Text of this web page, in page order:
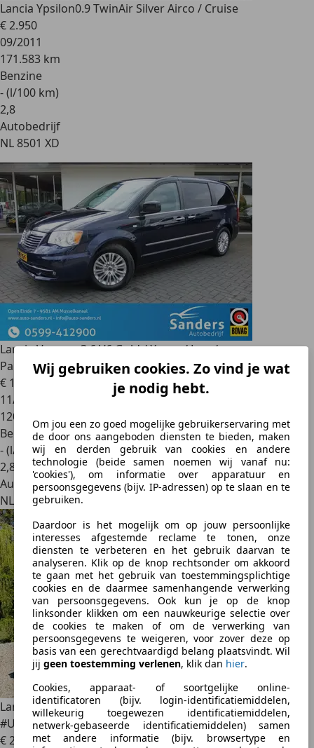
Wij gebruiken cookies. Zo vind je wat
je nodig hebt.
Om jou een zo goed mogelijke gebruikerservaring met
de door ons aangeboden diensten te bieden, maken
wij en derden gebruik van cookies en andere
technologie (beide samen noemen wij vanaf nu:
'cookies'), om informatie over apparatuur en
persoonsgegevens (bijv. IP-adressen) op te slaan en te
gebruiken.
Daardoor is het mogelijk om op jouw persoonlijke
interesses afgestemde reclame te tonen, onze
diensten te verbeteren en het gebruik daarvan te
analyseren. Klik op de knop rechtsonder om akkoord
te gaan met het gebruik van toestemmingsplichtige
cookies en de daarmee samenhangende verwerking
van persoonsgegevens. Ook kun je op de knop
linksonder klikken om een nauwkeurige selectie over
de cookies te maken of om de verwerking van
persoonsgegevens te weigeren, voor zover deze op
basis van een gerechtvaardigd belang plaatsvindt. Wil
jij geen toestemming verlenen, klik dan hier.
Cookies, apparaat- of soortgelijke online-
identificatoren (bijv. login-identificatiemiddelen,
willekeurig toegewezen identificatiemiddelen,
netwerk-gebaseerde identificatiemiddelen) samen
met andere informatie (bijv. browsertype en
Lancia Ypsilon0.9 TwinAir Silver Airco / Cruise
€ 2.950
09/2011
171.583 km
Benzine
- (l/100 km)
2,8
Autobedrijf
NL 8501 XD
Lancia Voyager3.6 V6 Gold / Xenon/ Leer/
Parkeersensoren/ Stow &
€ 18.795
11/2012
120.854 km
Benzine
- (l/100 km)
2,8
Autobedrijf
NL 9581 AM
Lancia BetaMONTECARLO Coupe 1976 BLAUW 51.000km
#UNIEK
€ 27.950